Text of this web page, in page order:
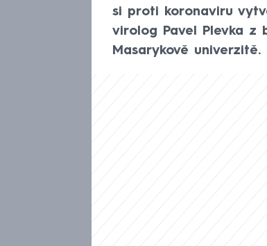
si proti koronaviru
virolog Pavel Plevka z
Masarykově univerzitě.